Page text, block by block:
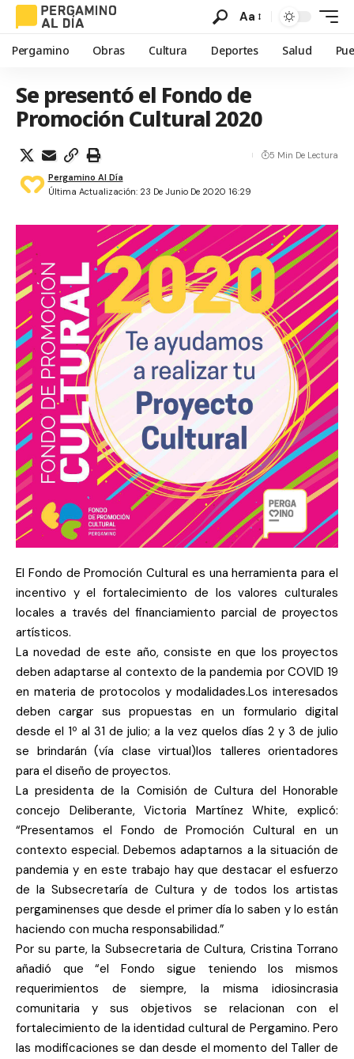
Aa
Pergamino Obras Cultura Deportes Salud
Se presentó el Fondo de
Promoción Cultural 2020
Última Actualización: 23 De Junio De 2020 16:29
Pergamino Al Día
5 Min De Lectura
El Fondo de Promoción Cultural es una herramienta para el
incentivo y el fortalecimiento de los valores culturales
locales a través del financiamiento parcial de proyectos
artísticos.
La novedad de este año, consiste en que los proyectos
deben adaptarse al contexto de la pandemia por COVID 19
en materia de protocolos y modalidades.Los interesados
deben cargar sus propuestas en un formulario digital
desde el 1º al 31 de julio; a la vez quelos días 2 y 3 de julio
se brindarán (vía clase virtual)los talleres orientadores
para el diseño de proyectos.
La presidenta de la Comisión de Cultura del Honorable
concejo Deliberante, Victoria Martínez White, explicó:
“Presentamos el Fondo de Promoción Cultural en un
contexto especial. Debemos adaptarnos a la situación de
pandemia y en este trabajo hay que destacar el esfuerzo
de la Subsecretaría de Cultura y de todos los artistas
pergaminenses que desde el primer día lo saben y lo están
haciendo con mucha responsabilidad.”
Por su parte, la Subsecretaria de Cultura, Cristina Torrano
añadió que “el Fondo sigue teniendo los mismos
requerimientos de siempre, la misma idiosincrasia
comunitaria y sus objetivos se relacionan con el
fortalecimiento de la identidad cultural de Pergamino. Pero
las modificaciones se dan desde el momento del Taller de